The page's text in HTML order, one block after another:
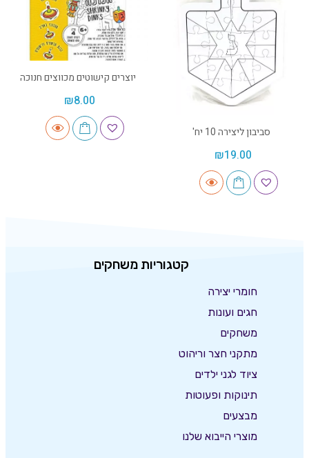
סביבון ליצירה 10 יח'
₪19.00
יוצרים קישוטים מכווצים חנוכה
₪8.00
קטגוריות משחקים
חומרי יצירה
חגים ועונות
משחקים
מתקני חצר וריהוט
ציוד לגני ילדים
תינוקות ופעוטות
מבצעים
מוצרי הייבוא שלנו